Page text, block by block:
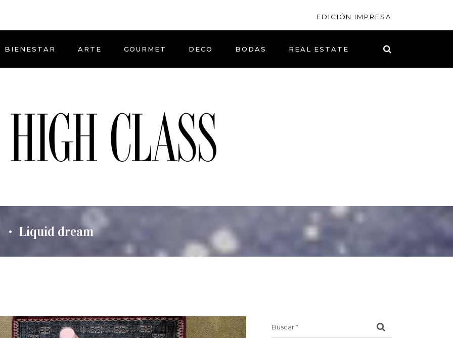
EDICIÓN IMPRESA
BIENESTAR ARTE GOURMET DECO BODAS REAL ESTATE
• Liquid dream